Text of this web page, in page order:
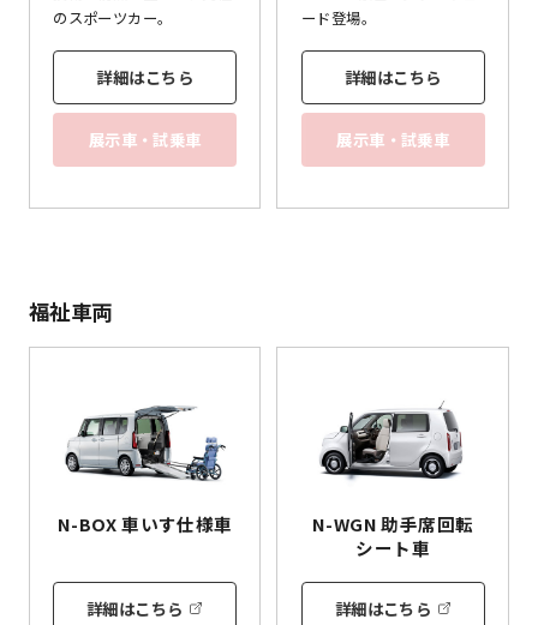
のスポーツカー。
詳細はこちら
展示車・試乗車
ード登場。
詳細はこちら
展示車・試乗車
福祉車両
N-BOX車いす仕様車
詳細はこちら
N-WGN 助手席回転
シート車
詳細はこちら